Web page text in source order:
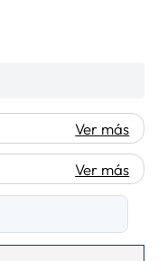
Ver más
Ver más